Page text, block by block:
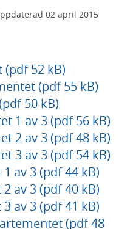
02 april 2015
52 kB)
(pdf 55 kB)
50 kB)
1 av 3 (pdf 56 kB)
2 av 3 (pdf 48 kB)
3 av 3 (pdf 54 kB)
av 3 (pdf 44 kB)
av 3 (pdf 40 kB)
av 3 (pdf 41 kB)
(pdf 48